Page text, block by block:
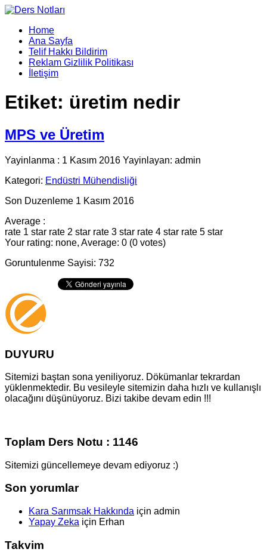
Home
Ana Sayfa
Telif Hakkı Bildirim
Reklam Gizlilik Politikası
İletişim
Etiket: üretim nedir
MPS ve Üretim
Yayinlanma : 1 Kasım 2016 Yayinlayan: admin
Kategori: Endüstri Mühendisliği
Son Duzenleme 1 Kasım 2016
Average :
rate 1 star rate 2 star rate 3 star rate 4 star rate 5 star
Your rating: none, Average: 0 (0 votes)
Goruntulenme Sayisi: 732
DUYURU
Sitemizi baştan sona yeniliyoruz. Dökümanlar tekrardan
yüklenmektedir. Bu vesileyle sitemizin daha hızlı ve kullanışlı
olacağını düşünüyoruz. Bizi takibe devam edin !!!
Toplam Ders Notu : 1146
Sitemizi güncellemeye devam ediyoruz :)
Son yorumlar
Kara Sarımsak Hakkında için admin
Yapay Zeka için Erhan
Takvim